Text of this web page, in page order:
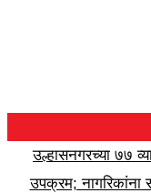
उल्हासनगरच्या ७७
उपक्रम; नागरिकांना